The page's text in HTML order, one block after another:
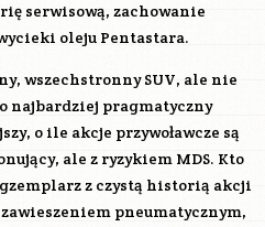
serwisową, zachowanie
oleju Pentastara.
wszechstronny SUV, ale nie
najbardziej pragmatyczny
o ile akcje przywoławcze są
ale z ryzykiem MDS. Kto
z czystą historią akcji
pneumatycznym,